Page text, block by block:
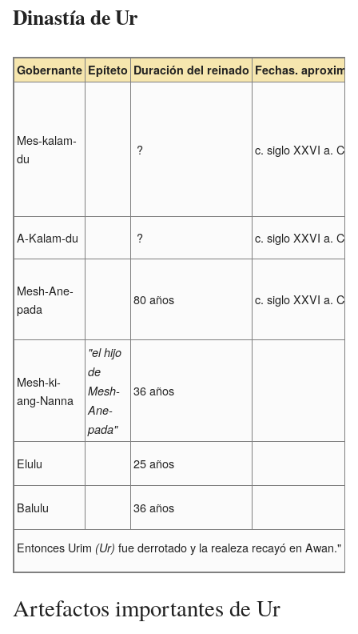
Dinastía de Ur
Gobernante Epíteto Duración del reinado Fechas.
Mes-kalam-
du
? c. siglo XXVI a. C.
A-Kalam-du ? c. siglo XXVI a. C.
Mesh-Ane-
pada
80 años c. siglo XXVI a. C.
Mesh-ki-
ang-Nanna
"el hijo
de
Mesh-
Ane-
pada"
36 años
Elulu 25 años
Balulu 36 años
Entonces Urim (Ur) fue derrotado y la realeza recayó en Awan."
Artefactos importantes de Ur